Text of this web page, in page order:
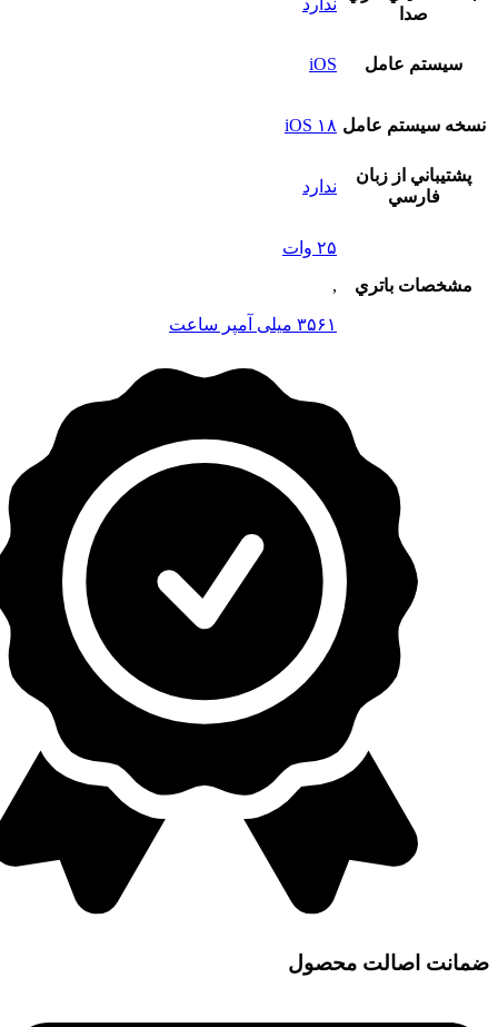
صدا
سيستم عامل iOS
نسخه سيستم عامل iOS ۱۸
پشتيباني از زبان
فارسي
ندارد
مشخصات باتري
۲۵ وات
,
۳۵۶۱ میلی آمپر ساعت
ضمانت اصالت محصول